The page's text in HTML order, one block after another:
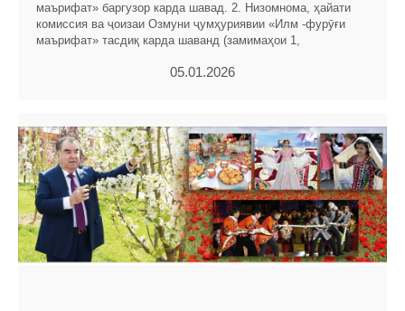
маърифат» баргузор карда шавад. 2. Низомнома, ҳайати
комиссия ва ҷоизаи Озмуни ҷумҳуриявии «Илм -фурӯғи
маърифат» тасдиқ карда шаванд (замимаҳои 1,
05.01.2026